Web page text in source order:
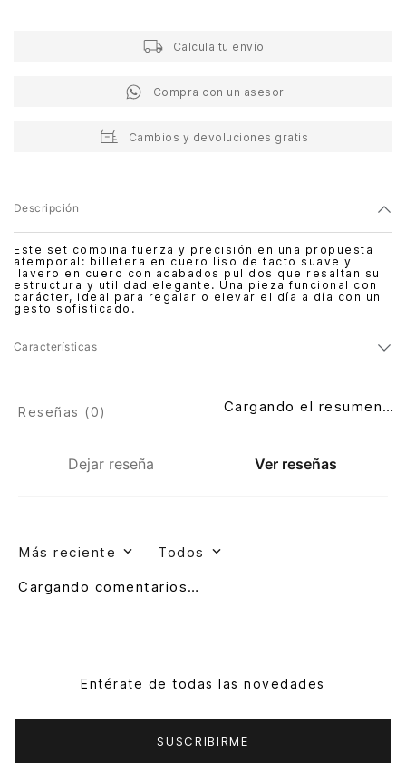
Calcula tu envío
Compra con un asesor
Cambios y devoluciones gratis
Descripción
Este set combina fuerza y precisión en una propuesta
atemporal: billetera en cuero liso de tacto suave y
llavero en cuero con acabados pulidos que resaltan su
estructura y utilidad elegante. Una pieza funcional con
carácter, ideal para regalar o elevar el día a día con un
gesto sofisticado.
Características
Dejar reseña Ver reseñas
Reseñas (0) Cargando el resumen…
Más reciente Todos
Cargando comentarios…
Entérate de todas las novedades
SUSCRIBIRME